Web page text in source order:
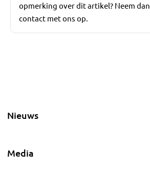
opmerking over dit artikel? Neem dan
contact met ons op.
Nieuws
Media